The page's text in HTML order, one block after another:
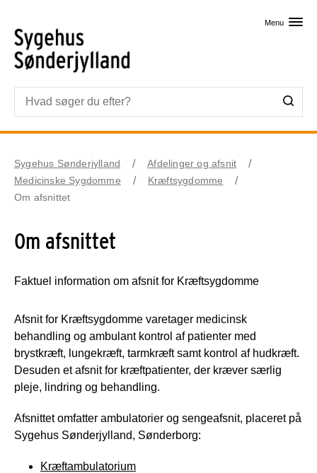
Menu
Sygehus Sønderjylland
Afdelinger og afsnit
Medicinske Sygdomme
Kræftsygdomme
Om afsnittet
Om afsnittet
Faktuel information om afsnit for Kræftsygdomme
Afsnit for Kræftsygdomme varetager medicinsk
behandling og ambulant kontrol af patienter med
brystkræft, lungekræft, tarmkræft samt kontrol af hudkræft.
Desuden et afsnit for kræftpatienter, der kræver særlig
pleje, lindring og behandling.
Afsnittet omfatter ambulatorier og sengeafsnit, placeret på
Sygehus Sønderjylland, Sønderborg:
Kræftambulatorium